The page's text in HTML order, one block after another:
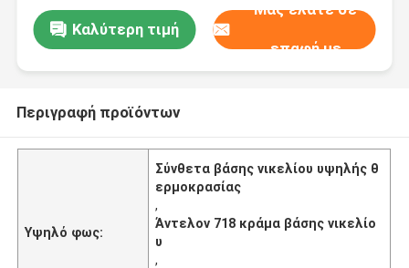
Καλύτερη τιμή
Μας ελάτε σε
επαφή με
Περιγραφή προϊόντων
Υψηλό φως:
Σύνθετα βάσης νικελίου υψηλής θ
ερμοκρασίας
,
Άντελον 718 κράμα βάσης νικελίο
υ
,